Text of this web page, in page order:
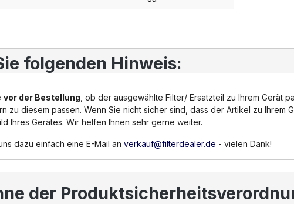
folgenden Hinweis:
vor der Bestellung , ob der ausgewählte Filter/ Ersatzteil zu Ihrem Gerät
zu diesem passen. Wenn Sie nicht sicher sind, dass der Artikel zu
Ihres Gerätes. Wir helfen Ihnen sehr gerne weiter.
dazu einfach eine E-Mail an verkauf@filterdealer.de - vielen Dank!
der